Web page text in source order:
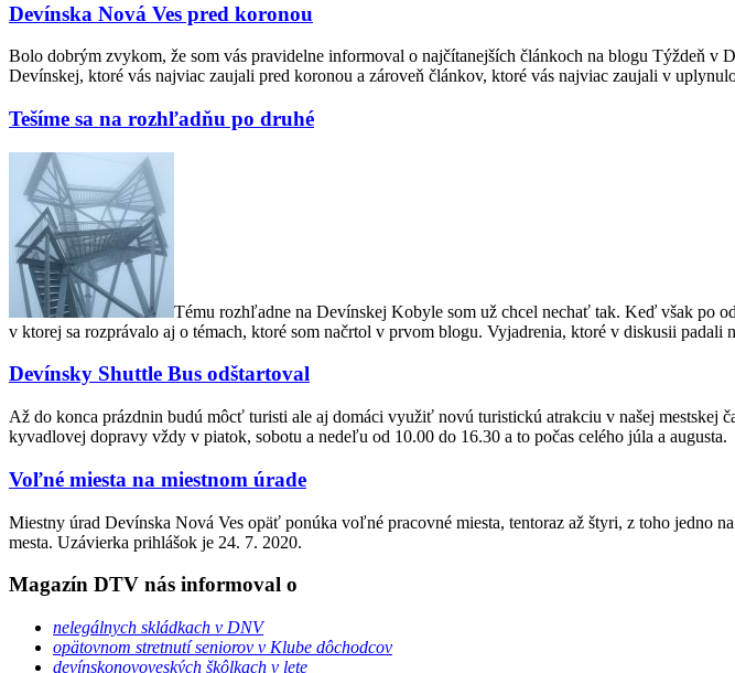
Devínska Nová Ves pred koronou
Bolo dobrým zvykom, že som vás pravidelne informoval o najčítanejších článkoch na blogu Týždeň
Devínskej, ktoré vás najviac zaujali pred koronou a zároveň článkov, ktoré vás najviac zaujali v
Tešíme sa na rozhľadňu po druhé
Tému rozhľadne na Devínskej Kobyle som už chcel nechať tak. Keď však po
v ktorej sa rozprávalo aj o témach, ktoré som načrtol v prvom blogu. Vyjadrenia, ktoré v diskusii padali
Devínsky Shuttle Bus odštartoval
Až do konca prázdnin budú môcť turisti ale aj domáci využiť novú turistickú atrakciu v našej
kyvadlovej dopravy vždy v piatok, sobotu a nedeľu od 10.00 do 16.30 a to počas celého júla a augusta.
Voľné miesta na miestnom úrade
Miestny úrad Devínska Nová Ves opäť ponúka voľné pracovné miesta, tentoraz až štyri, z toho jedno
mesta. Uzávierka prihlášok je 24. 7. 2020.
Magazín DTV nás informoval o
nelegálnych skládkach v DNV
opätovnom stretnutí seniorov v Klube dôchodcov
devínskonovoveských škôlkach v lete